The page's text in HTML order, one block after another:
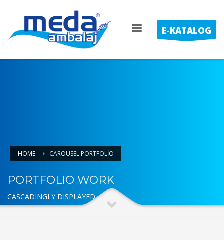
E-KATALOG
HOME CAROUSEL PORTFOLIO
PORTFOLIO WORK
CASCADINGLY DISPLAYED